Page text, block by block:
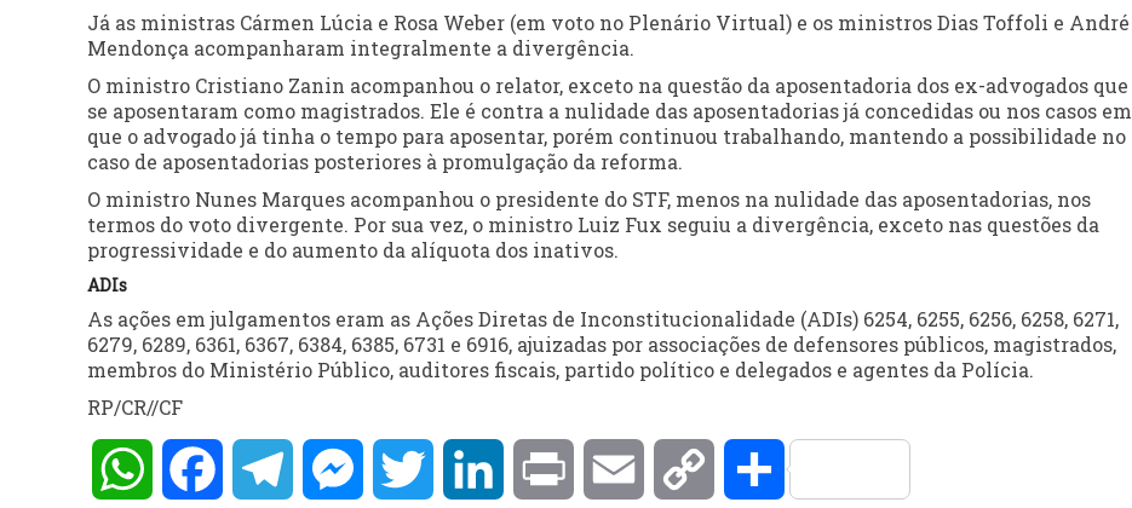
Já as ministras Cármen Lúcia e Rosa Weber (em voto no Plenário Virtual) e os ministros Dias Toffoli e André
Mendonça acompanharam integralmente a divergência.
O ministro Cristiano Zanin acompanhou o relator, exceto na questão da aposentadoria dos ex-advogados que
se aposentaram como magistrados. Ele é contra a nulidade das aposentadorias já concedidas ou nos casos em
que o advogado já tinha o tempo para aposentar, porém continuou trabalhando, mantendo a possibilidade no
caso de aposentadorias posteriores à promulgação da reforma.
O ministro Nunes Marques acompanhou o presidente do STF, menos na nulidade das aposentadorias, nos
termos do voto divergente. Por sua vez, o ministro Luiz Fux seguiu a divergência, exceto nas questões da
progressividade e do aumento da alíquota dos inativos.
ADIs
As ações em julgamentos eram as Ações Diretas de Inconstitucionalidade (ADIs) 6254, 6255, 6256, 6258, 6271,
6279, 6289, 6361, 6367, 6384, 6385, 6731 e 6916, ajuizadas por associações de defensores públicos, magistrados,
membros do Ministério Público, auditores fiscais, partido político e delegados e agentes da Polícia.
RP/CR//CF
WhatsAppFacebookTelegramMessengerTwitter LinkedInPrint Email Copy Compartilhar